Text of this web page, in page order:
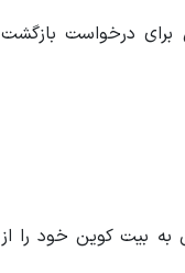
درخواست بازگشت
بیت کوین خود را از